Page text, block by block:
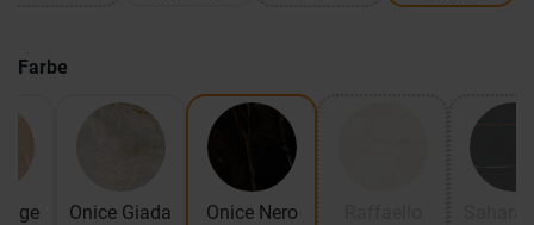
Farbe
Onice Giada Onice Nero